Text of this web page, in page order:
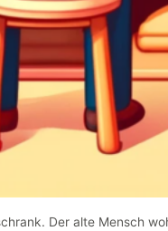
Der alte Mensch